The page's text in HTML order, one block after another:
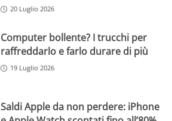
20 Luglio 2026
Computer bollente? I trucchi per
raffreddarlo e farlo durare di più
19 Luglio 2026
Saldi Apple da non perdere: iPhone